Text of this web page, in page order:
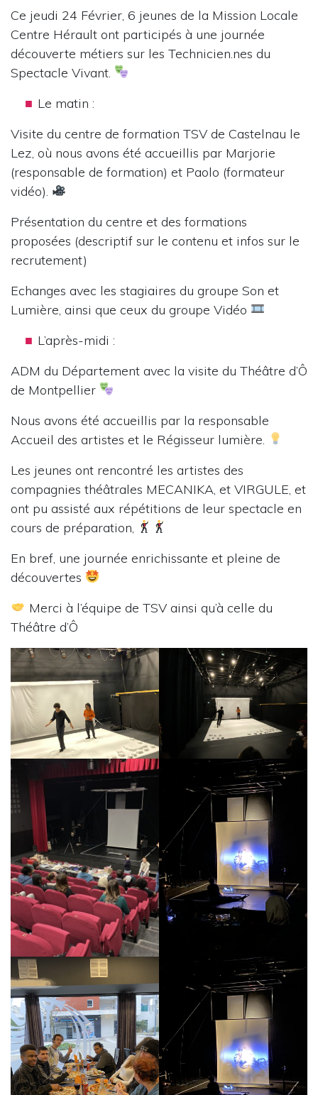
Ce jeudi 24 Février, 6 jeunes de la Mission Locale
Centre Hérault ont participés à une journée
découverte métiers sur les Technicien.nes du
Spectacle Vivant.
Le matin :
Visite du centre de formation TSV de Castelnau le
Lez, où nous avons été accueillis par Marjorie
(responsable de formation) et Paolo (formateur
vidéo).
Présentation du centre et des formations
proposées (descriptif sur le contenu et infos sur le
recrutement)
Echanges avec les stagiaires du groupe Son et
Lumière, ainsi que ceux du groupe Vidéo
L’après-midi :
ADM du Département avec la visite du Théâtre d’Ô
de Montpellier
Nous avons été accueillis par la responsable
Accueil des artistes et le Régisseur lumière.
Les jeunes ont rencontré les artistes des
compagnies théâtrales MECANIKA, et VIRGULE, et
ont pu assisté aux répétitions de leur spectacle en
cours de préparation,
En bref, une journée enrichissante et pleine de
découvertes
Merci à l’équipe de TSV ainsi qu’à celle du
Théâtre d’Ô